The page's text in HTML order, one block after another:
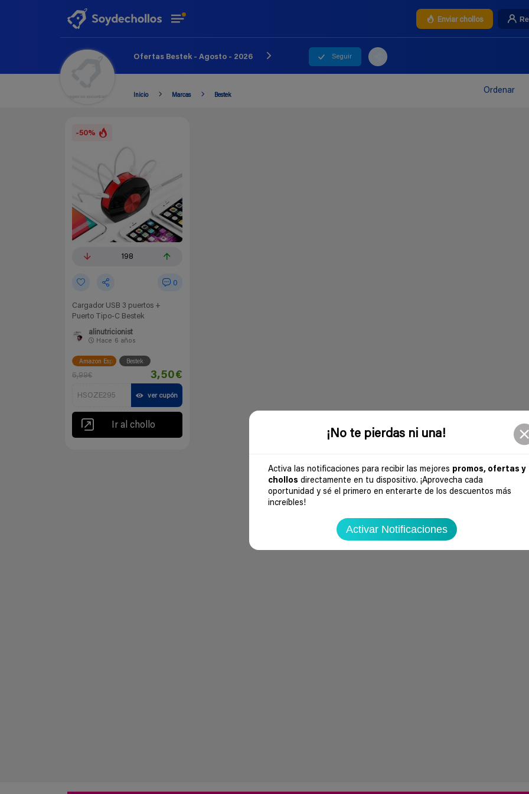
¡No te pierdas ni una!
Activa las notificaciones para recibir las mejores promos, ofertas y
chollos directamente en tu dispositivo. ¡Aprovecha cada
oportunidad y sé el primero en enterarte de los descuentos más
increíbles!
Activar Notificaciones
Enviar chollos
Ofertas Bestek - Agosto - 2026 Seguir
Inicio Marcas Bestek Ordenar
-50%
198
0
Cargador USB 3 puertos +
Puerto Tipo-C Bestek
alinutricionist
Hace 6 años
Amazon España Bestek
6,99€ 3,50€
HSOZE295 ver cupón
Ir al chollo